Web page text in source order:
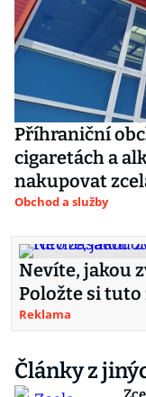
Příhraniční
cigaretách a
nakupovat
Obchod a služby
Nevíte, jakou
Položte si
Reklama
Články z